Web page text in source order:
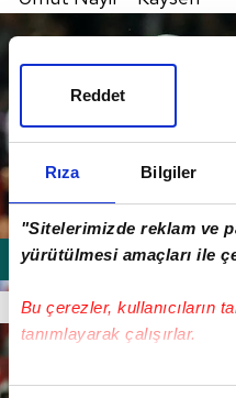
Rıza Bilgiler
"Sitelerimizde reklam ve
yürütülmesi amaçları ile
Bu çerezler, kullanıcıların
tanımlayarak çalışırlar.
Bu çerezlere izin vermeniz
Reddet
ÇAĞLAR SÖYÜNCÜ (